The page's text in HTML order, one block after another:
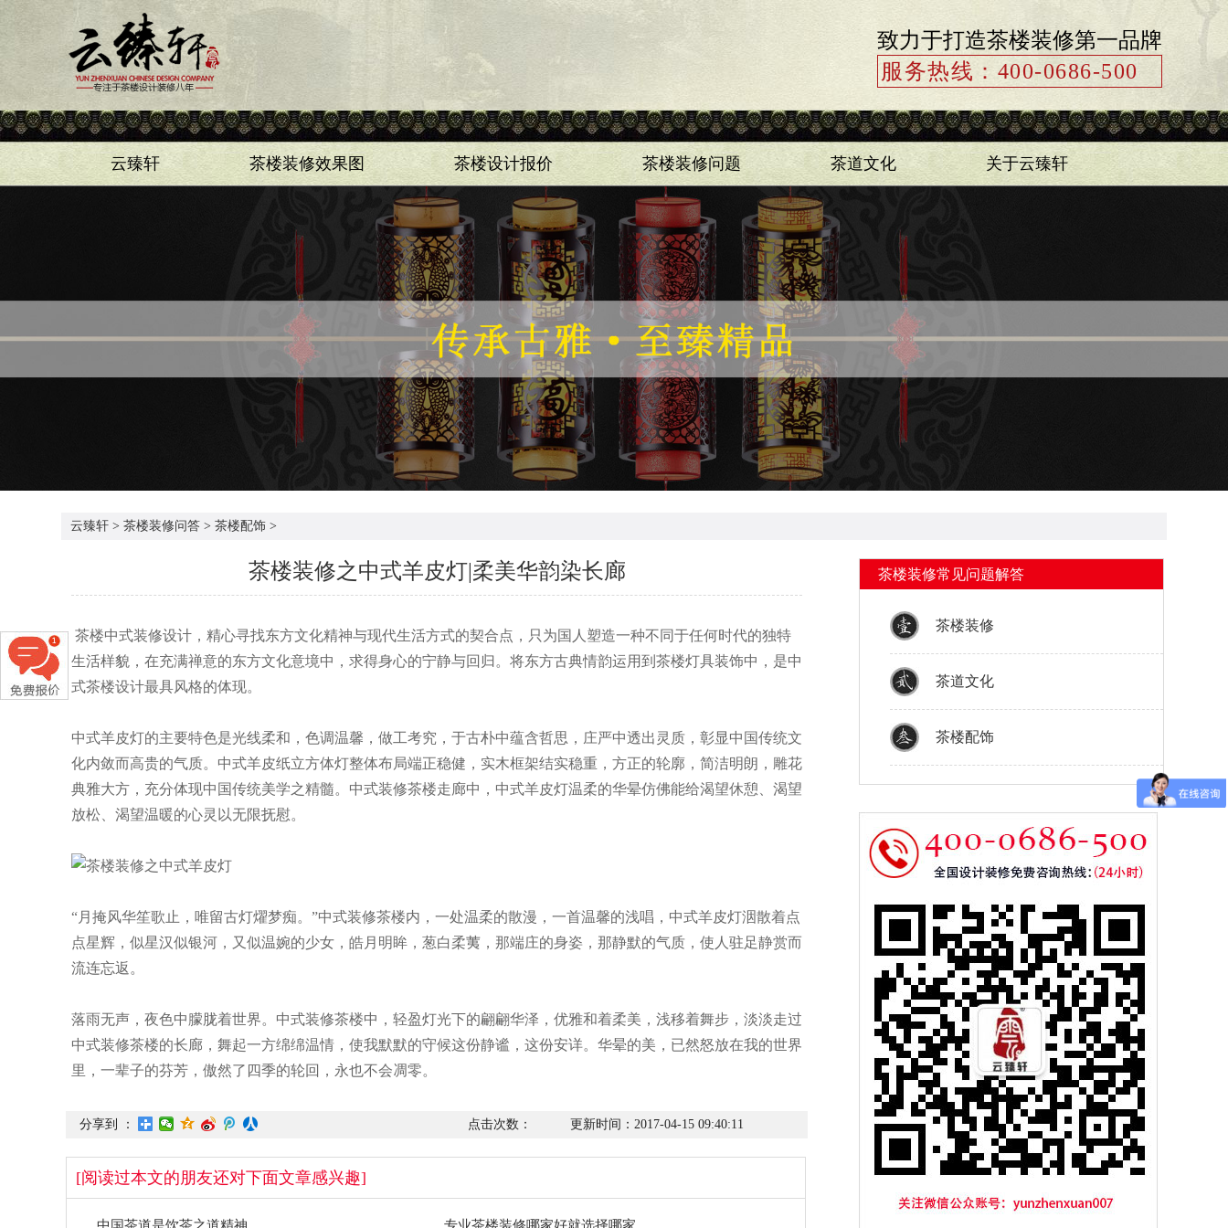
致力于打造茶楼装修第一品牌
服务热线：400-0686-500
云臻轩 茶楼装修效果图 茶楼设计报价 茶楼装修问题 茶道文化 关于云臻轩
云臻轩 > 茶楼装修问答 > 茶楼配饰 >
茶楼装修常见问题解答
茶楼装修
茶道文化
茶楼配饰
茶楼装修之中式羊皮灯|柔美华韵染长廊
茶楼中式装修设计，精心寻找东方文化精神与现代生活方式的契合点，只为国人塑造一种不同于任何时代的独特
生活样貌，在充满禅意的东方文化意境中，求得身心的宁静与回归。将东方古典情韵运用到茶楼灯具装饰中，是中
式茶楼设计最具风格的体现。
中式羊皮灯的主要特色是光线柔和，色调温馨，做工考究，于古朴中蕴含哲思，庄严中透出灵质，彰显中国传统文
化内敛而高贵的气质。中式羊皮纸立方体灯整体布局端正稳健，实木框架结实稳重，方正的轮廓，简洁明朗，雕花
典雅大方，充分体现中国传统美学之精髓。中式装修茶楼走廊中，中式羊皮灯温柔的华晕仿佛能给渴望休憩、渴望
放松、渴望温暖的心灵以无限抚慰。
“月掩风华笙歌止，唯留古灯燿梦痴。”中式装修茶楼内，一处温柔的散漫，一首温馨的浅唱，中式羊皮灯洇散着点
点星辉，似星汉似银河，又似温婉的少女，皓月明眸，葱白柔荑，那端庄的身姿，那静默的气质，使人驻足静赏而
流连忘返。
落雨无声，夜色中朦胧着世界。中式装修茶楼中，轻盈灯光下的翩翩华泽，优雅和着柔美，浅移着舞步，淡淡走过
中式装修茶楼的长廊，舞起一方绵绵温情，使我默默的守候这份静谧，这份安详。华晕的美，已然怒放在我的世界
里，一辈子的芬芳，傲然了四季的轮回，永也不会凋零。
分享到 ： 点击次数： 更新时间：2017-04-15 09:40:11
[阅读过本文的朋友还对下面文章感兴趣]